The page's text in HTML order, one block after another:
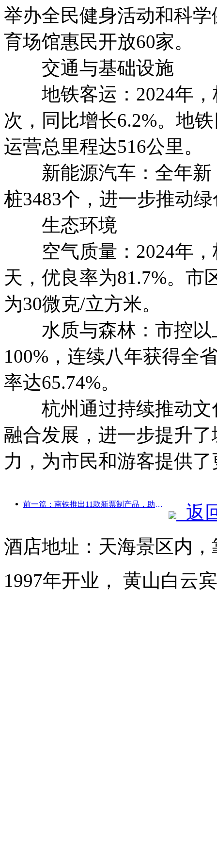
举办全民健身活动和科
育场馆惠民开放60家。
交通与基础设施
地铁客运：2024年，
次，同比增长6.2%。地
运营总里程达516公里。
新能源汽车：全年新
桩3483个，进一步推动
生态环境
空气质量：2024年，
天，优良率为81.7%。市
为30微克/立方米。
水质与森林：市控以
100%，连续八年获得全
率达65.74%。
杭州通过持续推动文
融合发展，进一步提升
力，为市民和游客提供
前一篇：南铁推出11款新票制产品，助力闽赣两省交通旅游融合发展
返
酒店地址：天海景区内
1997年开业， 黄山白